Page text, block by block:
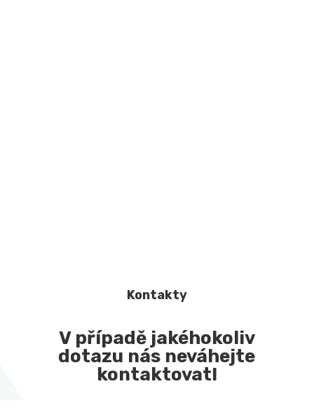
Kontakty
V případě jakéhokoliv
dotazu nás neváhejte
kontaktovat!